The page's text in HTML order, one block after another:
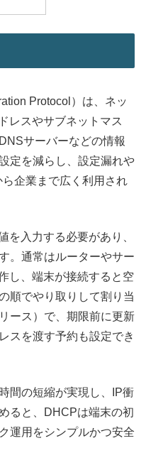
Protocol）は、ネッ
レスやサブネットマス
サーバーなどの情報
定を減らし、設定漏れや
企業まで広く利用され
を入力する必要があり、
。通常はルーターやサー
し、端末が接続すると空
順でやり取りして割り当
ース）で、期限前に更新
スを渡す予約も設定でき
間の短縮が実現し、IP衝
ると、DHCPは端末の初
運用をシンプルかつ安全